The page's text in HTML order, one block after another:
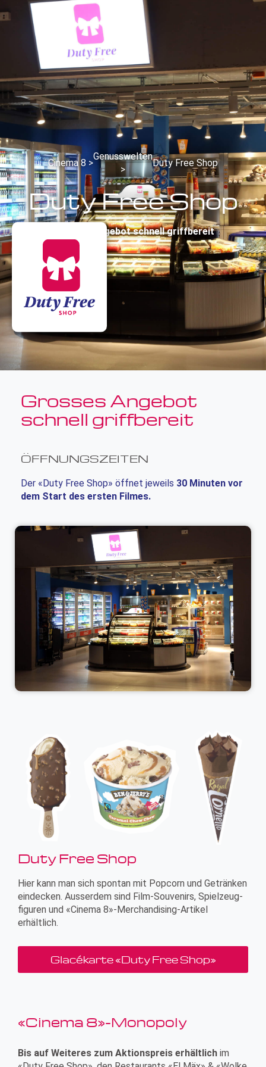
Cinema 8 >
Genusswelten
>
Duty Free Shop
Duty Free Shop
Grosses Angebot schnell griffbereit
Grosses Angebot
schnell griffbereit
ÖFFNUNGSZEITEN
Der «Duty Free Shop» öffnet jeweils 30 Minuten vor
dem Start des ersten Filmes.
Duty Free Shop
Hier kann man sich spontan mit Popcorn und Getränken
eindecken. Ausserdem sind Film-Souvenirs, Spielzeug­
figuren und «Cinema 8»-Merchandising-Artikel
erhältlich.
Glacékarte «Duty Free Shop»
«Cinema 8»-Monopoly
Bis auf Weiteres zum Aktionspreis erhältlich im